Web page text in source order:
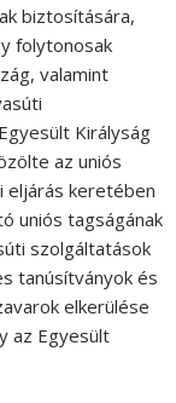
biztosítására,
folytonosak
valamint
Királyság
az uniós
eljárás keretében
uniós tagságának
szolgáltatások
tanúsítványok és
elkerülése
az Egyesült